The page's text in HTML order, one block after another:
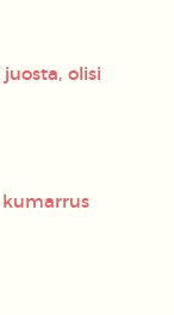
olisi
kumarrus